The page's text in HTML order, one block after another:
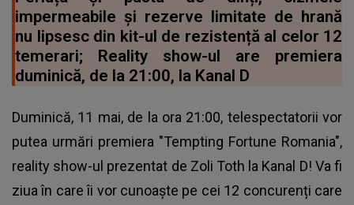
impermeabile și rezerve limitate de hrană
nu lipsesc din kit-ul de rezistență al celor 12
temerari; Reality show-ul are premiera
duminică, de la 21:00, la Kanal D
Duminică, 11 mai, de la ora 21:00, telespectatorii vor
putea urmări premiera "Tempting Fortune Romania",
reality show-ul prezentat de Zoli Toth la Kanal D! Va fi
ziua în care îi vor cunoaște pe cei 12 concurenți care